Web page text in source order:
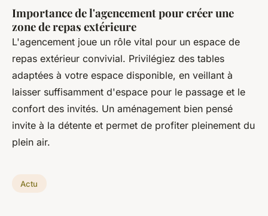
Importance de l'agencement pour créer une
zone de repas extérieure
L'agencement joue un rôle vital pour un espace de
repas extérieur convivial. Privilégiez des tables
adaptées à votre espace disponible, en veillant à
laisser suffisamment d'espace pour le passage et le
confort des invités. Un aménagement bien pensé
invite à la détente et permet de profiter pleinement du
plein air.
Actu